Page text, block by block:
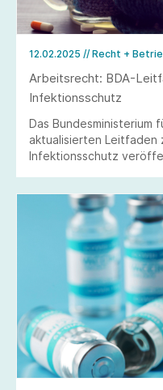
12.02.2025 // Recht +
Arbeitsrecht: BDA-
Infektionsschutz
Das Bundesministerium
aktualisierten Leitfaden
Infektionsschutz